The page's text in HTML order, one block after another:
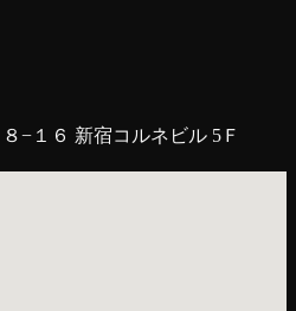
−１６ 新宿コルネビル 5Ｆ